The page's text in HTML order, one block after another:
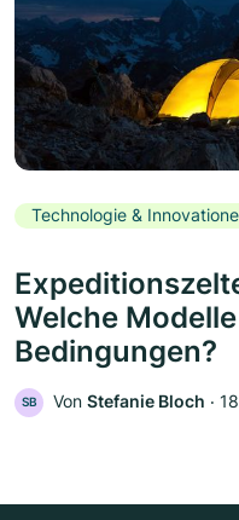
Technologie &
Welche
Bedingungen?
SB Von Stefanie Bloch ‧